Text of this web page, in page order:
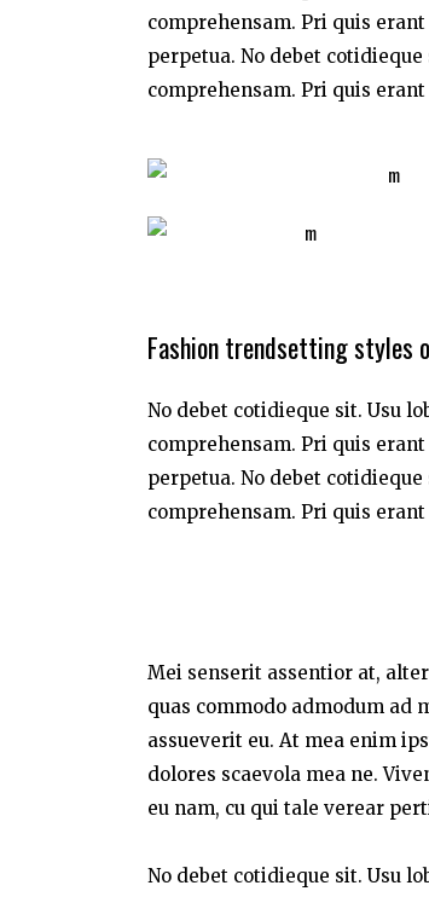
comprehensam. Pri quis
perpetua. No debet
comprehensam. Pri quis
Fashion trendsetting styles
No debet cotidieque sit. Usu
comprehensam. Pri quis
perpetua. No debet
comprehensam. Pri quis
Mei senserit assentior at,
quas commodo admodum
assueverit eu. At mea enim
dolores scaevola mea ne.
eu nam, cu qui tale verear
No debet cotidieque sit. Usu